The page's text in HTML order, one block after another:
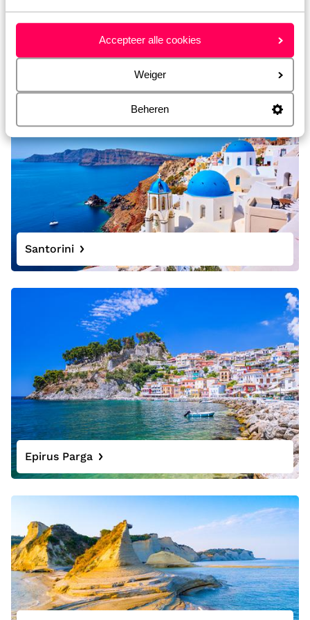
Accepteer alle cookies
Weiger
Beheren
Samos
Santorini
Epirus Parga